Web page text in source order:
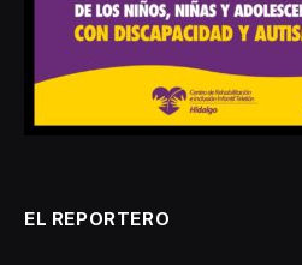
EL REPORTERO